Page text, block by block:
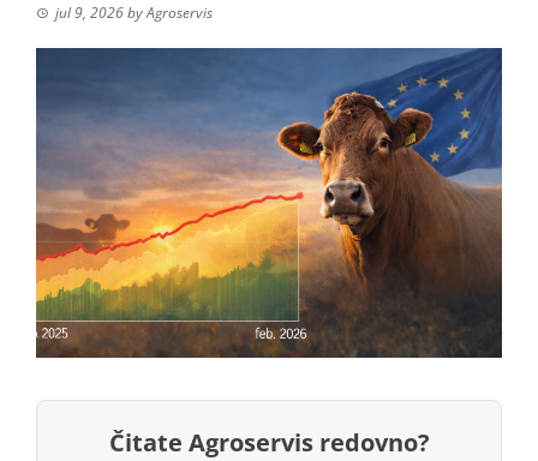
jul 9, 2026byAgroservis
Čitate Agroservis redovno?